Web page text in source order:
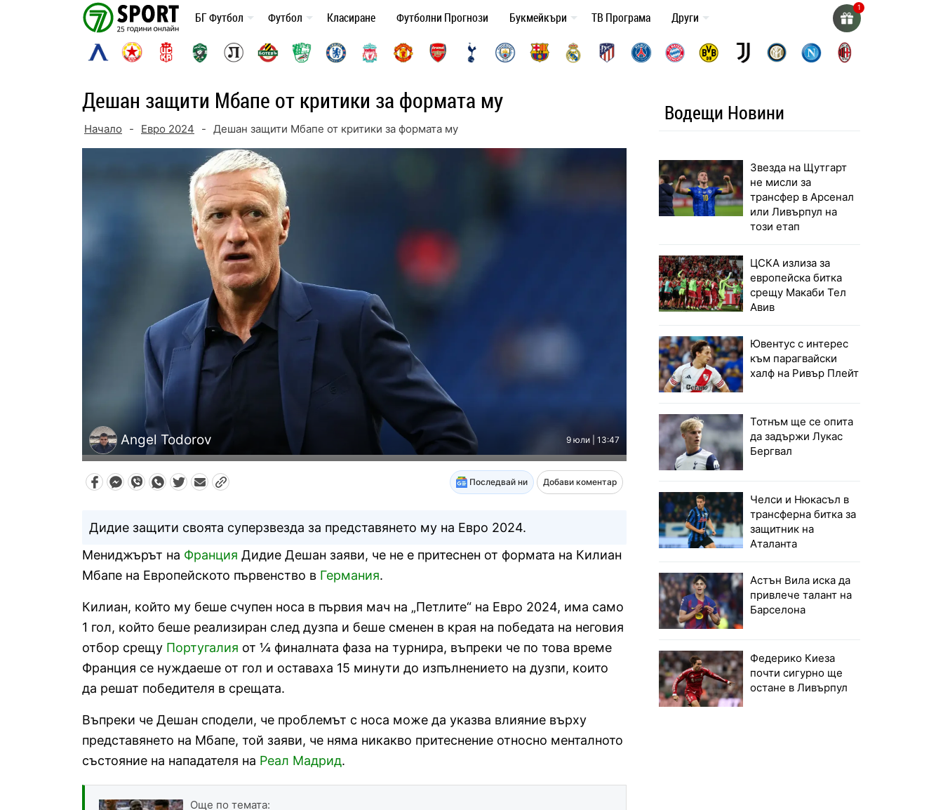
БГ Футбол Футбол Класиране Футболни Прогнози Букмейкъри ТВ Програма Други
Дешан защити Мбапе от критики за формата му
Начало - Евро 2024 - Дешан защити Мбапе от критики за формата му
Angel Todorov 9 юли | 13:47
Последвай ни Добави коментар
Дидие защити своята суперзвезда за представянето му на Евро 2024.
Мениджърът на Франция Дидие Дешан заяви, че не е притеснен от формата на Килиан
Мбапе на Европейското първенство в Германия.
Килиан, който му беше счупен носа в първия мач на „Петлите“ на Евро 2024, има само
1 гол, който беше реализиран след дузпа и беше сменен в края на победата на неговия
отбор срещу Португалия от ¼ финалната фаза на турнира, въпреки че по това време
Франция се нуждаеше от гол и оставаха 15 минути до изпълнението на дузпи, които
да решат победителя в срещата.
Въпреки че Дешан сподели, че проблемът с носа може да указва влияние върху
представянето на Мбапе, той заяви, че няма никакво притеснение относно менталното
състояние на нападателя на Реал Мадрид.
Още по темата:
Водещи Новини
Звезда на Щутгарт
не мисли за
трансфер в Арсенал
или Ливърпул на
този етап
ЦСКА излиза за
европейска битка
срещу Макаби Тел
Авив
Ювентус с интерес
към парагвайски
халф на Ривър Плейт
Тотнъм ще се опита
да задържи Лукас
Бергвал
Челси и Нюкасъл в
трансферна битка за
защитник на
Аталанта
Астън Вила иска да
привлече талант на
Барселона
Федерико Киеза
почти сигурно ще
остане в Ливърпул